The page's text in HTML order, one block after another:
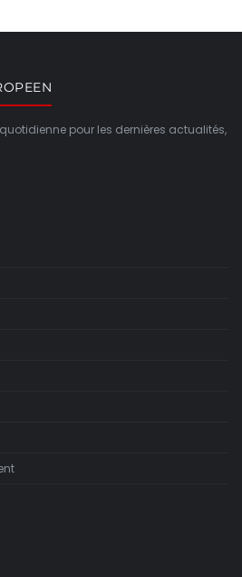
pour les dernières actualités,